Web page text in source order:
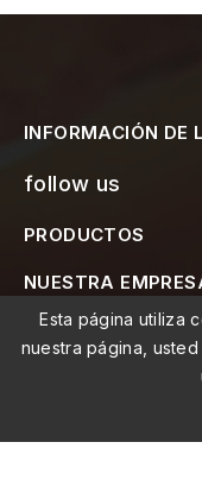
INFORMACIÓN DE
follow us
Esta página utiliza
nuestra página,
PRODUCTOS
NUESTRA
SUSCRÍBETE AL